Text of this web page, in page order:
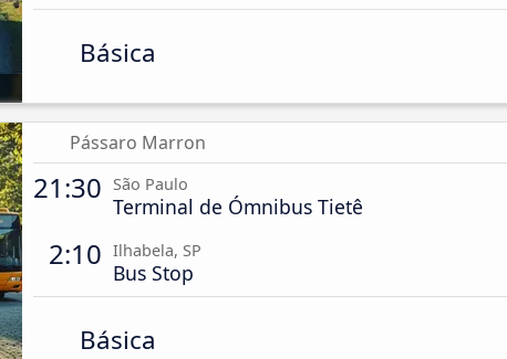
Básica
Pássaro Marron
21:30 São Paulo
Terminal de Ómnibus Tietê
2:10 Ilhabela, SP
Bus Stop
Básica